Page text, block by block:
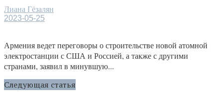
Лиана Гёзалян
2023-05-25
Армения ведет переговоры о строительстве новой атомной
электростанции с США и Россией, а также с другими
странами, заявил в минувшую...
Следующая статья